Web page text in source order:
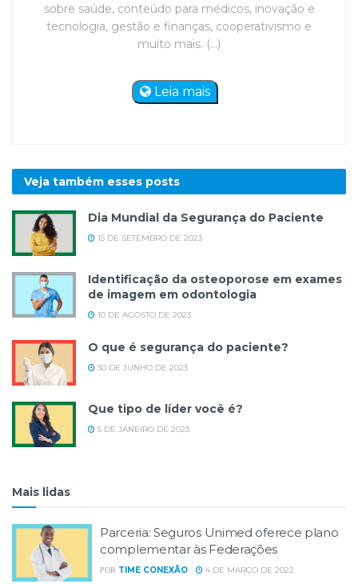
sobre saúde, conteúdo para médicos, inovação e
tecnologia, gestão e finanças, cooperativismo e
muito mais. (...)
Leia mais
Veja também esses posts
Dia Mundial da Segurança do Paciente
15 DE SETEMBRO DE 2023
Identificação da osteoporose em exames
de imagem em odontologia
10 DE AGOSTO DE 2023
O que é segurança do paciente?
30 DE JUNHO DE 2023
Que tipo de líder você é?
5 DE JANEIRO DE 2023
Mais lidas
Parceria: Seguros Unimed oferece plano
complementar às Federações
POR TIME CONEXÃO 4 DE MARÇO DE 2022